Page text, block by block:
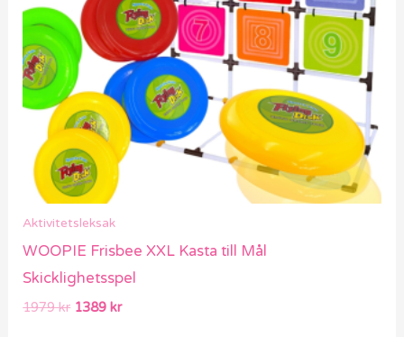
Aktivitetsleksak
WOOPIE Frisbee XXL Kasta till Mål
Skicklighetsspel
1979kr 1389kr